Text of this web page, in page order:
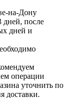
на-Дону
дней, после
дней и
операции
уточнить по
доставки.